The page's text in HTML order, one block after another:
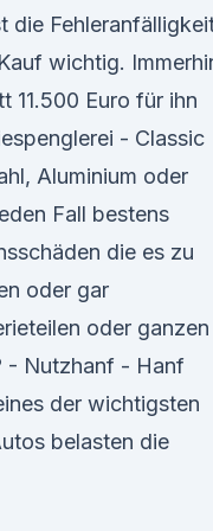
die
wichtig.
11.500 Euro für ihn
- Classic
Aluminium oder
Fall bestens
die es zu
oder gar
oder ganzen
- Nutzhanf - Hanf
der wichtigsten
belasten die